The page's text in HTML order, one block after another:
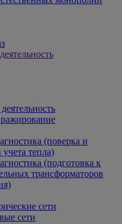
(поверка и
тепла)
(подготовка к
трансформаторов
сети
сети